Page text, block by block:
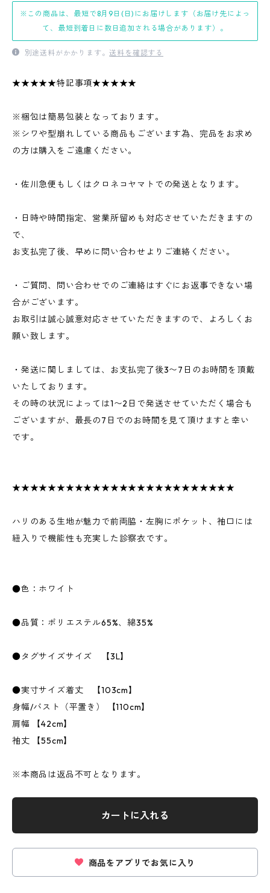
※この商品は、最短で8月9日(日)にお届けします（お届け先によっ
て、最短到着日に数日追加される場合があります）。
別途送料がかかります。送料を確認する
★★★★★特記事項★★★★★
※梱包は簡易包装となっております。
※シワや型崩れしている商品もございます為、完品をお求め
の方は購入をご遠慮ください。
・佐川急便もしくはクロネコヤマトでの発送となります。
・日時や時間指定、営業所留めも対応させていただきますの
で、
お支払完了後、早めに問い合わせよりご連絡ください。
・ご質問、問い合わせでのご連絡はすぐにお返事できない場
合がございます。
お取引は誠心誠意対応させていただきますので、よろしくお
願い致します。
・発送に関しましては、お支払完了後3〜7日のお時間を頂戴
いたしております。
その時の状況によっては1〜2日で発送させていただく場合も
ございますが、最長の7日でのお時間を見て頂けますと幸い
です。
★★★★★★★★★★★★★★★★★★★★★★★★★
ハリのある生地が魅力で前両脇・左胸にポケット、袖口には
紐入りで機能性も充実した診察衣です。
●色：ホワイト
●品質：ポリエステル65%、綿35%
●タグサイズサイズ 【3L】
●実寸サイズ着丈 【103cm】
身幅/バスト（平置き） 【110cm】
肩幅 【42cm】
袖丈 【55cm】
※本商品は返品不可となります。
カートに入れる
商品をアプリでお気に入り